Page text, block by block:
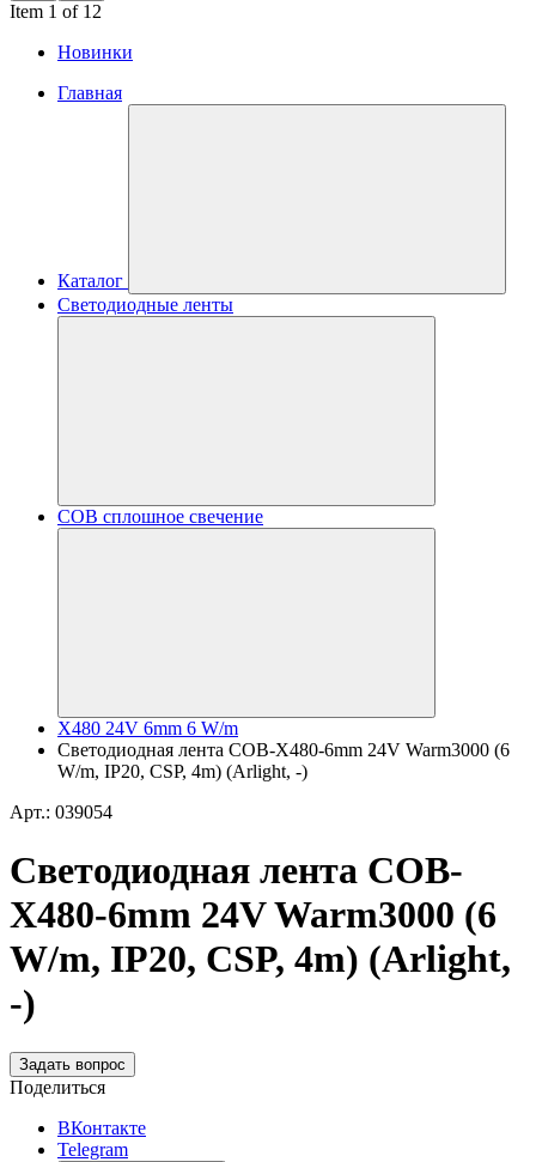
Item 1 of 12
Новинки
Главная
Каталог
Светодиодные ленты
COB сплошное свечение
X480 24V 6mm 6 W/m
Светодиодная лента COB-X480-6mm 24V Warm3000 (6
W/m, IP20, CSP, 4m) (Arlight, -)
Арт.: 039054
Светодиодная лента COB-
X480-6mm 24V Warm3000 (6
W/m, IP20, CSP, 4m) (Arlight,
-)
Задать вопрос
Поделиться
ВКонтакте
Telegram